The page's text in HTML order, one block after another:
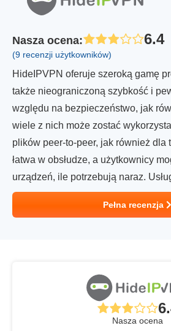
Nasza ocena: 6.4
(9 recenzji użytkowników)
HideIPVPN oferuje szeroką gamę
także nieograniczoną szybkość i
względu na bezpieczeństwo, jak
wiele z nich może zostać
plików peer-to-peer, jak również dla
łatwa w obsłudze, a użytkownicy
urządzeń, ile potrzebują naraz.
Pełna recenzja
Nasza ocena